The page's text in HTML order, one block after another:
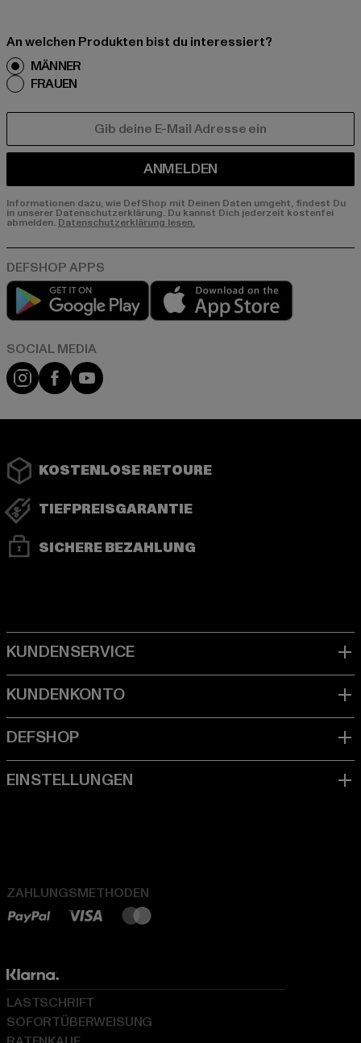
An welchen Produkten bist du interessiert?
MÄNNER
FRAUEN
ANMELDEN
Informationen dazu, wie DefShop mit Deinen Daten umgeht, findest Du
in unserer Datenschutzerklärung. Du kannst Dich jederzeit kostenfei
abmelden. Datenschutzerklärung lesen.
Play market
Instagram
FacebookYouTube
KOSTENLOSE RETOURE
TIEFPREISGARANTIE
SICHERE BEZAHLUNG
ZAHLUNGSMETHODEN
LASTSCHRIFT
SOFORTÜBERWEISUNG